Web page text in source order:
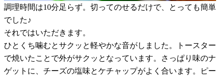
調理時間は10分足らず。切ってのせるだけで、とっても簡単
でした♪
それではいただきます。
ひとくち噛むとサクッと軽やかな音がしました。トースター
で焼いたことで外がサクッとなっています。さっぱり味のナ
ゲットに、チーズの塩味とケチャップがよく合います。ピー